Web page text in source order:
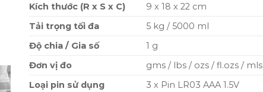
Kích thước (R x S x C)
9 x 18 x 22 cm
Tải trọng tối đa
5 kg / 5000 ml
Độ chia / Gia số
1 g
Đơn vị đo
gms / lbs / ozs / fl.ozs / mls
Loại pin sử dụng
3 x Pin LR03 AAA 1.5V